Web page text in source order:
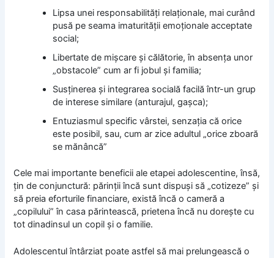
Lipsa unei responsabilităţi relaţionale, mai curând
pusă pe seama imaturităţii emoţionale acceptate
social;
Libertate de mişcare şi călătorie, în absenţa unor
„obstacole” cum ar fi jobul şi familia;
Susţinerea şi integrarea socială facilă într-un grup
de interese similare (anturajul, gaşca);
Entuziasmul specific vârstei, senzaţia că orice
este posibil, sau, cum ar zice adultul „orice zboară
se mănâncă”
Cele mai importante beneficii ale etapei adolescentine, însă,
ţin de conjunctură: părinţii încă sunt dispuşi să „cotizeze” şi
să preia eforturile financiare, există încă o cameră a
„copilului” în casa părintească, prietena încă nu doreşte cu
tot dinadinsul un copil şi o familie.
Adolescentul întârziat poate astfel să mai prelungească o